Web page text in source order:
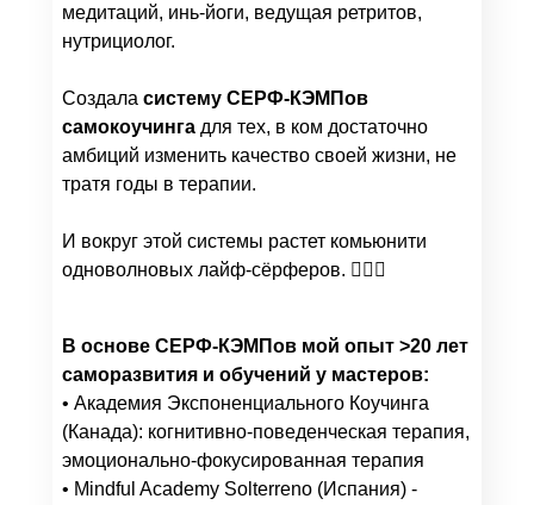
медитаций, инь-йоги, ведущая ретритов,
нутрициолог.
Создала систему СЕРФ-КЭМПов
самокоучинга для тех, в ком достаточно
амбиций изменить качество своей жизни, не
тратя годы в терапии.
И вокруг этой системы растет комьюнити
одноволновых лайф-сёрферов. 🏄‍♀️🌊
В основе СЕРФ-КЭМПов мой опыт >20 лет
саморазвития и обучений у мастеров:
• Академия Экспоненциального Коучинга
(Канада): когнитивно-поведенческая терапия,
эмоционально-фокусированная терапия
• Mindful Academy Solterreno (Испания) -